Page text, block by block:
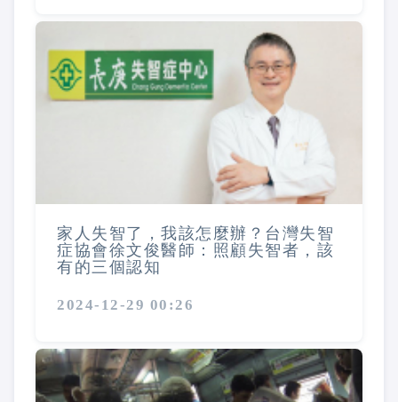
家人失智了，我該怎麼辦？台灣失智
症協會徐文俊醫師：照顧失智者，該
有的三個認知
2024-12-29 00:26